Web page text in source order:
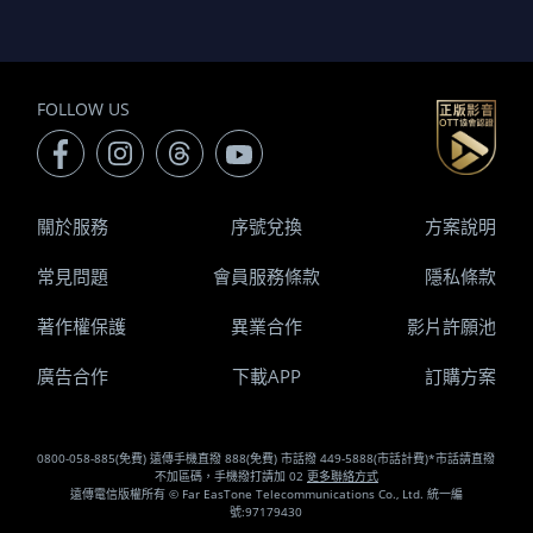
FOLLOW US
0800-058-885(免費) 遠傳手機直撥 888(免費) 市話撥 449-5888(市話計費)*市話請直撥
不加區碼，手機撥打請加 02 更多聯絡方式
遠傳電信版權所有 © Far EasTone Telecommunications Co., Ltd. 統一編
號:97179430
關於服務 序號兌換 方案說明
常見問題 會員服務條款 隱私條款
著作權保護 異業合作 影片許願池
廣告合作 下載APP 訂購方案